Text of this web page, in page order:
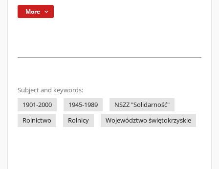
More
Subject and keywords:
1901-2000
1945-1989
NSZZ "Solidarność"
Rolnictwo
Rolnicy Województwo świętokrzyskie